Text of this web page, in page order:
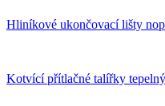
Hliníkové ukončovací lišty
Kotvící přítlačné talířky